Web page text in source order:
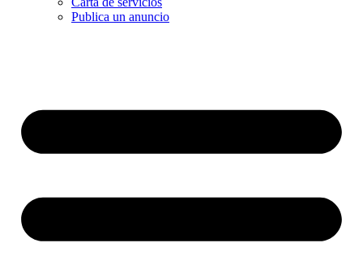
Publica un anuncio